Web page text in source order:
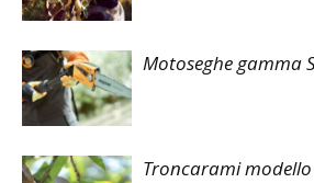
Motoseghe gamma
Troncarami modello